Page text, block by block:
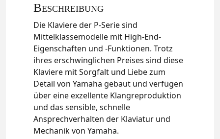
Beschreibung
Die Klaviere der P-Serie sind
Mittelklassemodelle mit High-End-
Eigenschaften und -Funktionen. Trotz
ihres erschwinglichen Preises sind diese
Klaviere mit Sorgfalt und Liebe zum
Detail von Yamaha gebaut und verfügen
über eine exzellente Klangreproduktion
und das sensible, schnelle
Ansprechverhalten der Klaviatur und
Mechanik von Yamaha.